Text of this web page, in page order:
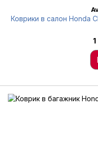
Коврики в салон Honda